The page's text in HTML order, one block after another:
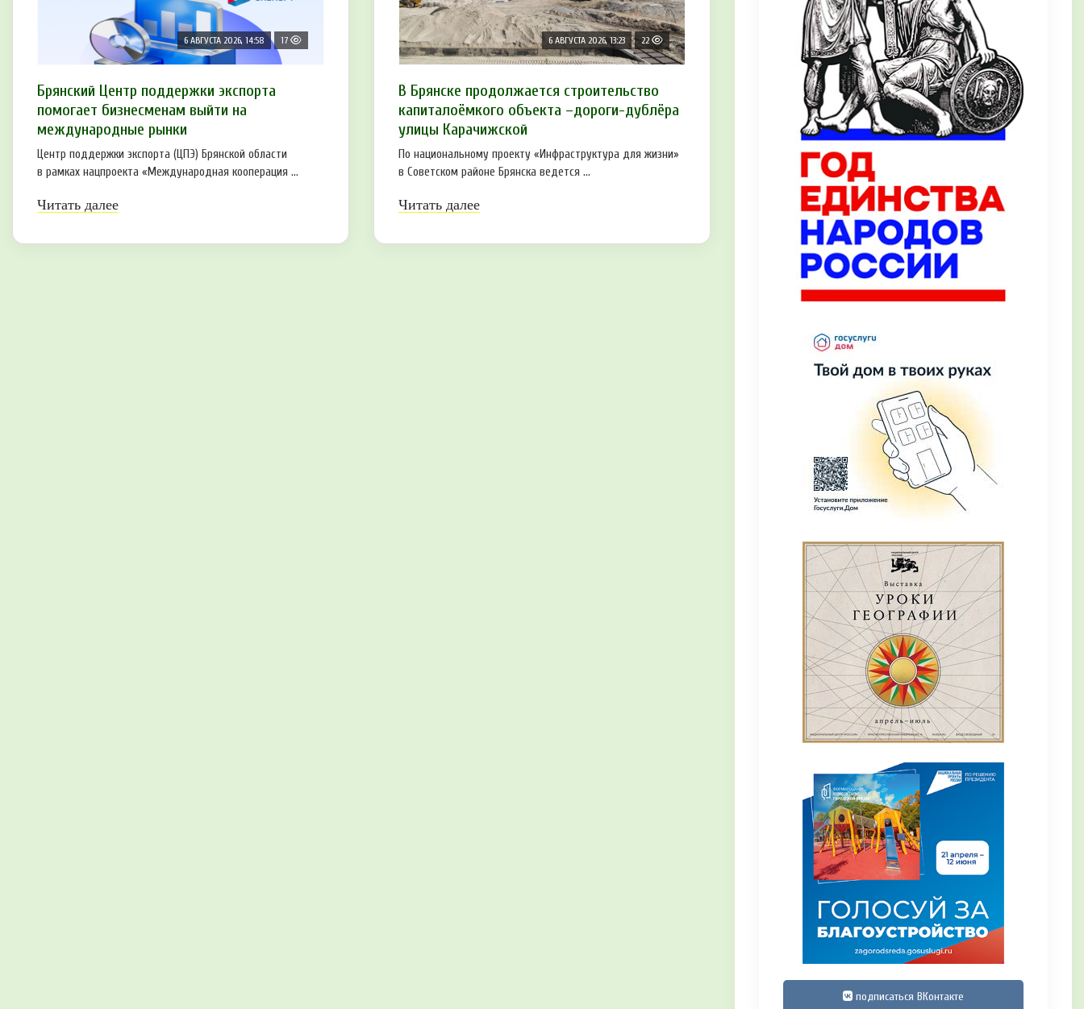
6 АВГУСТА 2026, 14:58 17
Брянский Центр поддержки экспорта
помогает бизнесменам выйти на
международные рынки
Центр поддержки экспорта (ЦПЭ) Брянской области
в рамках нацпроекта «Международная кооперация ...
Читать далее
6 АВГУСТА 2026, 13:23 22
В Брянске продолжается строительство
капиталоёмкого объекта –дороги-дублёра
улицы Карачижской
По национальному проекту «Инфраструктура для жизни»
в Советском районе Брянска ведется ...
Читать далее
подписаться ВКонтакте